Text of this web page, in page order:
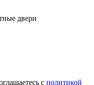
двери
с политикой